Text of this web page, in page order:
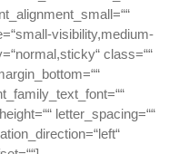
visibility,medium-
class=““
letter_spacing=““